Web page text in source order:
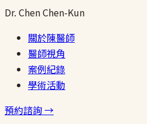
跳
Dr. ChenChen-Kun
關於陳醫師
醫師視角
案例紀錄
學術活動
預約諮詢 →